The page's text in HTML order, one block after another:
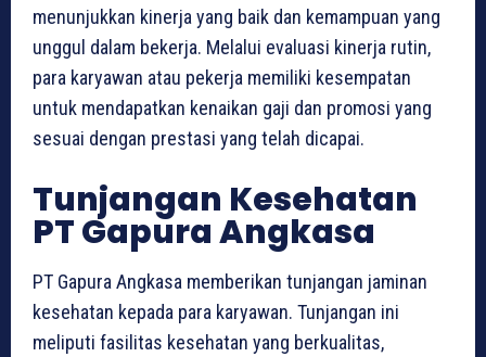
menunjukkan kinerja yang baik dan kemampuan yang
unggul dalam bekerja. Melalui evaluasi kinerja rutin,
para karyawan atau pekerja memiliki kesempatan
untuk mendapatkan kenaikan gaji dan promosi yang
sesuai dengan prestasi yang telah dicapai.
Tunjangan Kesehatan
PT Gapura Angkasa
PT Gapura Angkasa memberikan tunjangan jaminan
kesehatan kepada para karyawan. Tunjangan ini
meliputi fasilitas kesehatan yang berkualitas,